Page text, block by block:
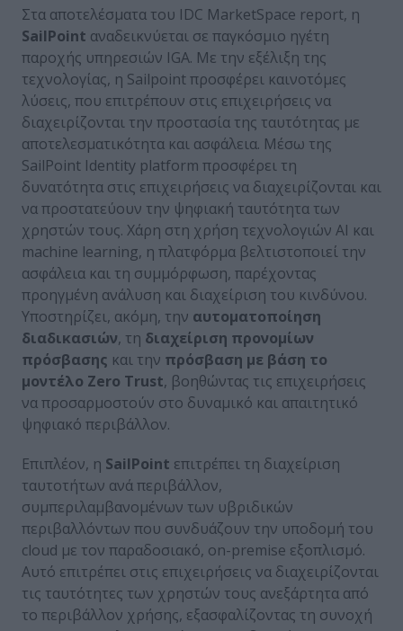
Στα αποτελέσματα του IDC MarketSpace report, η
SailPoint αναδεικνύεται σε παγκόσμιο ηγέτη
παροχής υπηρεσιών IGA. Με την εξέλιξη της
τεχνολογίας, η Sailpoint προσφέρει καινοτόμες
λύσεις, που επιτρέπουν στις επιχειρήσεις να
διαχειρίζονται την προστασία της ταυτότητας με
αποτελεσματικότητα και ασφάλεια. Μέσω της
SailPoint Identity platform προσφέρει τη
δυνατότητα στις επιχειρήσεις να διαχειρίζονται και
να προστατεύουν την ψηφιακή ταυτότητα των
χρηστών τους. Χάρη στη χρήση τεχνολογιών AI και
machine learning, η πλατφόρμα βελτιστοποιεί την
ασφάλεια και τη συμμόρφωση, παρέχοντας
προηγμένη ανάλυση και διαχείριση του κινδύνου.
Υποστηρίζει, ακόμη, την αυτοματοποίηση
διαδικασιών, τη διαχείριση προνομίων
πρόσβασης και την πρόσβαση με βάση το
μοντέλο Zero Trust, βοηθώντας τις επιχειρήσεις
να προσαρμοστούν στο δυναμικό και απαιτητικό
ψηφιακό περιβάλλον.
Επιπλέον, η SailPoint επιτρέπει τη διαχείριση
ταυτοτήτων ανά περιβάλλον,
συμπεριλαμβανομένων των υβριδικών
περιβαλλόντων που συνδυάζουν την υποδομή του
cloud με τον παραδοσιακό, on-premise εξοπλισμό.
Αυτό επιτρέπει στις επιχειρήσεις να διαχειρίζονται
τις ταυτότητες των χρηστών τους ανεξάρτητα από
το περιβάλλον χρήσης, εξασφαλίζοντας τη συνοχή